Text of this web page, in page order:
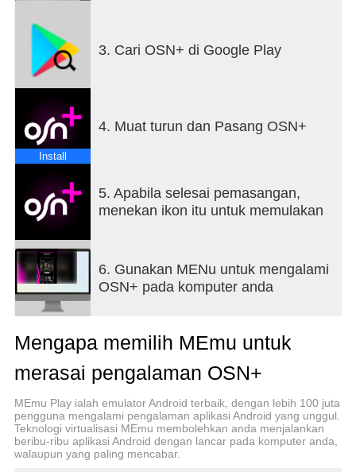
စုစည်းမှုမှ ရုပ်ရှင်နှင့် ရှိုးများကို တိုက်ရိုက်ကြည့်ရှုပါ။
OSN+ ဖြင့်၊ သင်သည် တိုက်ရိုက်လွှင့်ရုံသာမက၊ သင်
သည် အကြောင်းအရာထဲတွင် သင့်ကိုယ်သင် နှစ်မြှုပ်
ကာ သင်နှစ်သက်သော ရုပ်ရှင်များနှင့် စီးရီးများကို
• သီးသန့်၊ ဆုရစီးရီးများကို တိုက်ရိုက်ကြည့်ရှုပါ။
• US ရှိုးထွက်ရှိမှုများကို တစ်ပြိုင်နက် ခံစားလိုက်ပါ။
• မိဘအထိန်းအချုပ်များဖြင့် သီးသန့် KIDS မုဒ်ကို
အသုံးပြု၍ ကလေးများနှင့် ရုပ်ရှင်များနှင့် ရှိုးများကို
ကြည့်ရှုပါ။
• ပရိုဖိုင် 5 ခုအထိ ဖန်တီးပြီး စက် 5 ခုတွင် တိုက်ရိုက်
• သင့်စိတ်ကြိုက်ပြင်ဆင်ထားသော ရုပ်ရှင်နှင့် စီးရီး
အကြံပြုချက်များကို ရယူပါ။
OSN+ တွင် ခေတ်စားနေသည်-
Irrational” ကဲ့သို့သော စီးရီးများနှင့် “Crazy Bear” နှင့်
“Dune” ကဲ့သို့သော ရုပ်ရှင်များကို တိုက်ရိုက်ကြည့်ရှုပါ။
"One Love", "Tufah Al Haram" (Season 6), "Fatat Al
သေချာပါစေ။
OSN+ တွင် လာမည့်ကျောက်မျက်ရတနာများ-
“The Super Mario Bros. Movie”၊ “True Detective”
3. Cari OSN+ di Google Play
Install
4. Muat turun dan Pasang OSN+
5. Apabila selesai pemasangan,
menekan ikon itu untuk memulakan
6. Gunakan MENu untuk mengalami
OSN+ pada komputer anda
Mengapa memilih MEmu untuk
merasai pengalaman OSN+
MEmu Play ialah emulator Android terbaik, dengan lebih 100 juta
pengguna mengalami pengalaman aplikasi Android yang unggul.
Teknologi virtualisasi MEmu membolehkan anda menjalankan
beribu-ribu aplikasi Android dengan lancar pada komputer anda,
walaupun yang paling mencabar.